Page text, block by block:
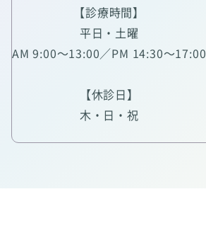
【診療時間】
平日・土曜
AM 9:00～13:00／PM 14:30～17:00
【休診日】
木・日・祝